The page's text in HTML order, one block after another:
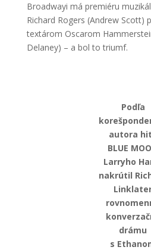
Broadwayi má premiéru muzikál
Richard Rogers (Andrew Scott)
textárom Oscarom
Delaney) – a bol to triumf.
Podľa
autora
BLUE
Larryho
nakrútil
drámu
s